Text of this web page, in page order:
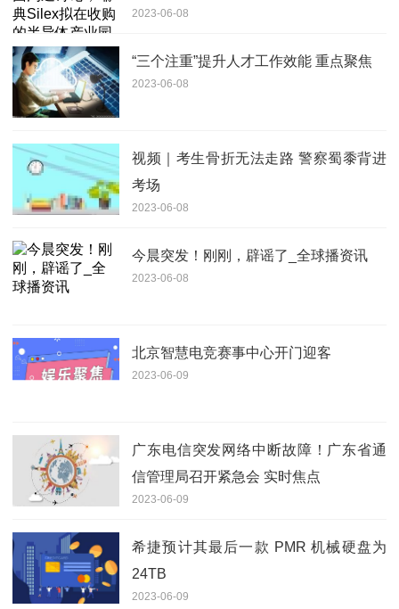
区扩展建设业界领先的12英寸MEMS产
2023-06-08
“三个注重”提升人才工作效能 重点聚焦
2023-06-08
视频｜考生骨折无法走路 警察蜀黍背进
考场
2023-06-08
今晨突发！刚刚，辟谣了_全球播资讯
2023-06-08
北京智慧电竞赛事中心开门迎客
2023-06-09
广东电信突发网络中断故障！广东省通
信管理局召开紧急会 实时焦点
2023-06-09
希捷预计其最后一款 PMR 机械硬盘为
24TB
2023-06-09